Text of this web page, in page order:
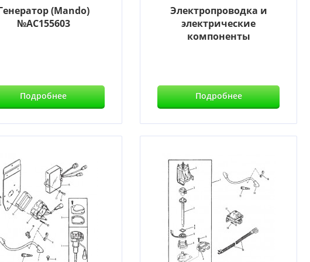
(Mando)
№AC155603
Подробнее
Электропроводка и
электрические
компоненты
Подробнее